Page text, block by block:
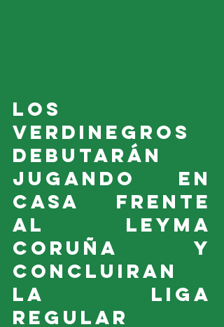
Los
verdinegros
debutarán
jugando en
casa frente
al Leyma
Coruña y
concluiran
la liga
regular